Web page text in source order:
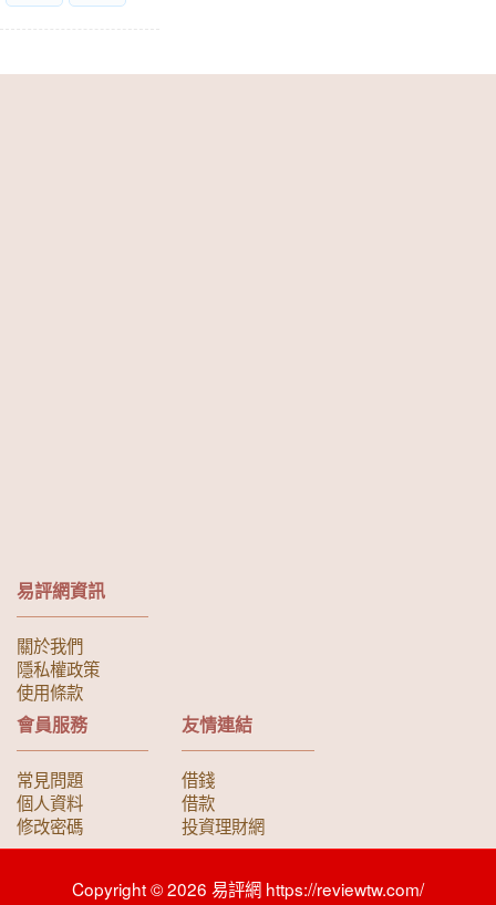
易評網資訊
關於我們
隱私權政策
使用條款
會員服務
常見問題
個人資料
修改密碼
友情連結
借錢
借款
投資理財網
Copyright © 2026 易評網 https://reviewtw.com/